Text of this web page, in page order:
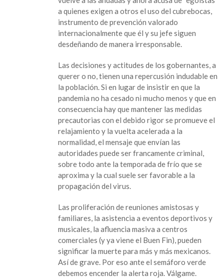
a quienes exigen a otros el uso del cubrebocas,
instrumento de prevención valorado
internacionalmente que él y su jefe siguen
desdeñando de manera irresponsable.
Las decisiones y actitudes de los gobernantes, a
querer o no, tienen una repercusión indudable en
la población. Si en lugar de insistir en que la
pandemia no ha cesado ni mucho menos y que en
consecuencia hay que mantener las medidas
precautorias con el debido rigor se promueve el
relajamiento y la vuelta acelerada a la
normalidad, el mensaje que envían las
autoridades puede ser francamente criminal,
sobre todo ante la temporada de frío que se
aproxima y la cual suele ser favorable a la
propagación del virus.
Las proliferación de reuniones amistosas y
familiares, la asistencia a eventos deportivos y
musicales, la afluencia masiva a centros
comerciales (y ya viene el Buen Fin), pueden
significar la muerte para más y más mexicanos.
Así de grave. Por eso ante el semáforo verde
debemos encender la alerta roja. Válgame.